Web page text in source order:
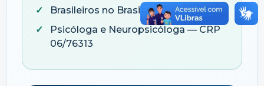
Brasileiros no Brasil e no exterior
Psicóloga e Neuropsicóloga — CRP
06/76313